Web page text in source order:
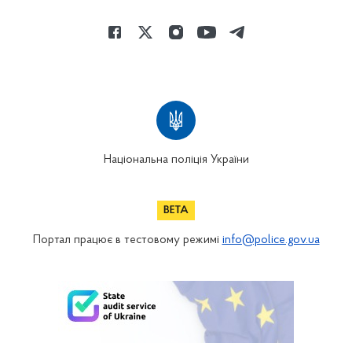
Національна поліція України
Портал працює в тестовому режимі info@police.gov.ua